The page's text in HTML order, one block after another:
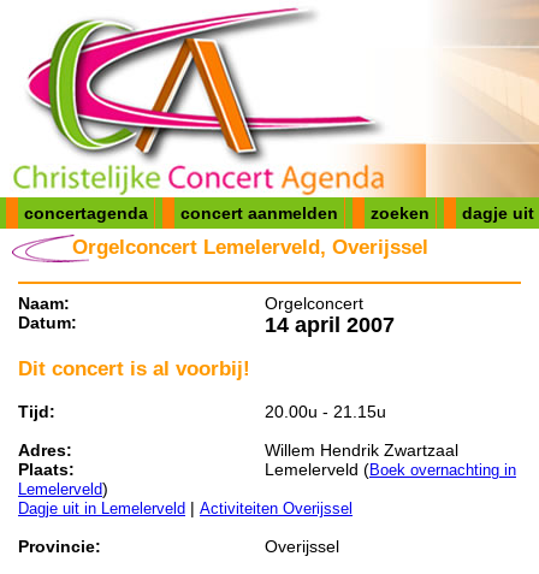
concertagenda concert aanmelden zoeken dagje uit
Orgelconcert Lemelerveld, Overijssel
Naam:
Orgelconcert
Datum:
14 april 2007
Dit concert is al voorbij!
Tijd:
20.00u - 21.15u
Adres:
Willem Hendrik Zwartzaal
Plaats:
Lemelerveld (Boek overnachting in
Lemelerveld)
Dagje uit in Lemelerveld | Activiteiten Overijssel
Provincie:
Overijssel